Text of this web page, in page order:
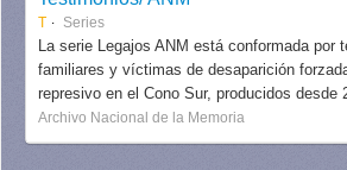
T Series
La serie Legajos ANM está conformada por
familiares y víctimas de desaparición
represivo en el Cono Sur, producidos desde
Archivo Nacional de la Memoria